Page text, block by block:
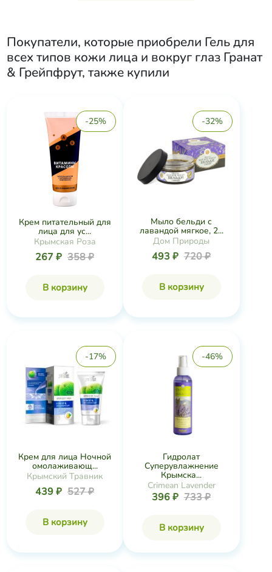
Покупатели, которые приобрели Гель для
всех типов кожи лица и вокруг глаз Гранат
& Грейпфрут, также купили
-25%
Крем питательный для
лица для ус...
Крымская Роза
267 ₽ 358 ₽
В корзину
-32%
Мыло бельди с
лавандой мягкое, 2...
Дом Природы
493 ₽ 720 ₽
В корзину
-17%
Крем для лица Ночной
омолаживающ...
Крымский Травник
439 ₽ 527 ₽
В корзину
-46%
Гидролат
Суперувлажнение
Крымска...
Crimean Lavender
396 ₽ 733 ₽
В корзину